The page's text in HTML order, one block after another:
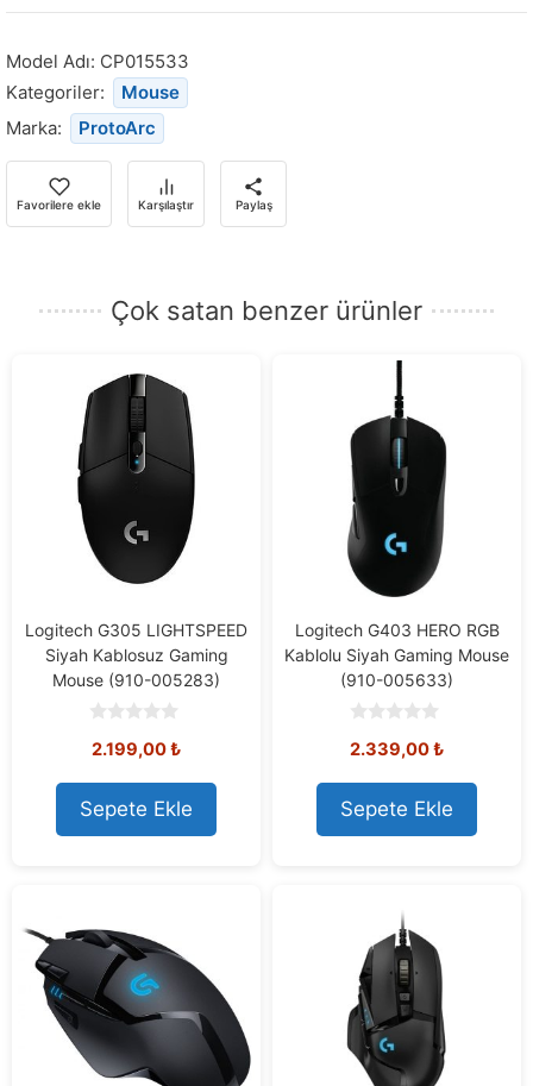
ürün
döndüğünde
bildirim
almak
için
e-
posta
Model Adı: CP015533
Kategoriler:
Mouse
Marka:
ProtoArc
Favorilere ekle Karşılaştır Paylaş
Çok satan benzer ürünler
Logitech G305 LIGHTSPEED
Siyah Kablosuz Gaming
Mouse (910-005283)
o
t
o
f
5
2.199,00₺
Sepete Ekle
Logitech G403 HERO RGB
Kablolu Siyah Gaming Mouse
(910-005633)
o
t
o
f
5
2.339,00₺
Sepete Ekle